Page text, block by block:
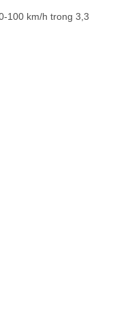
100 km/h trong 3,3